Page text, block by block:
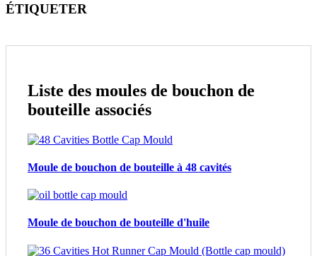
ÉTIQUETER
Liste des moules de bouchon de
bouteille associés
Moule de bouchon de bouteille à 48 cavités
Moule de bouchon de bouteille d'huile